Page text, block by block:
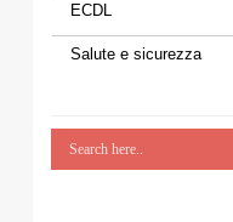
ECDL
Salute e sicurezza